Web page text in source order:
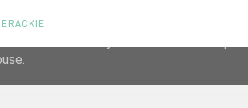
its services and to analyze traffic.